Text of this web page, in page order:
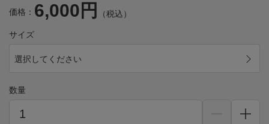
価格： 6,000円 （税込）
サイズ
選択してください
数量